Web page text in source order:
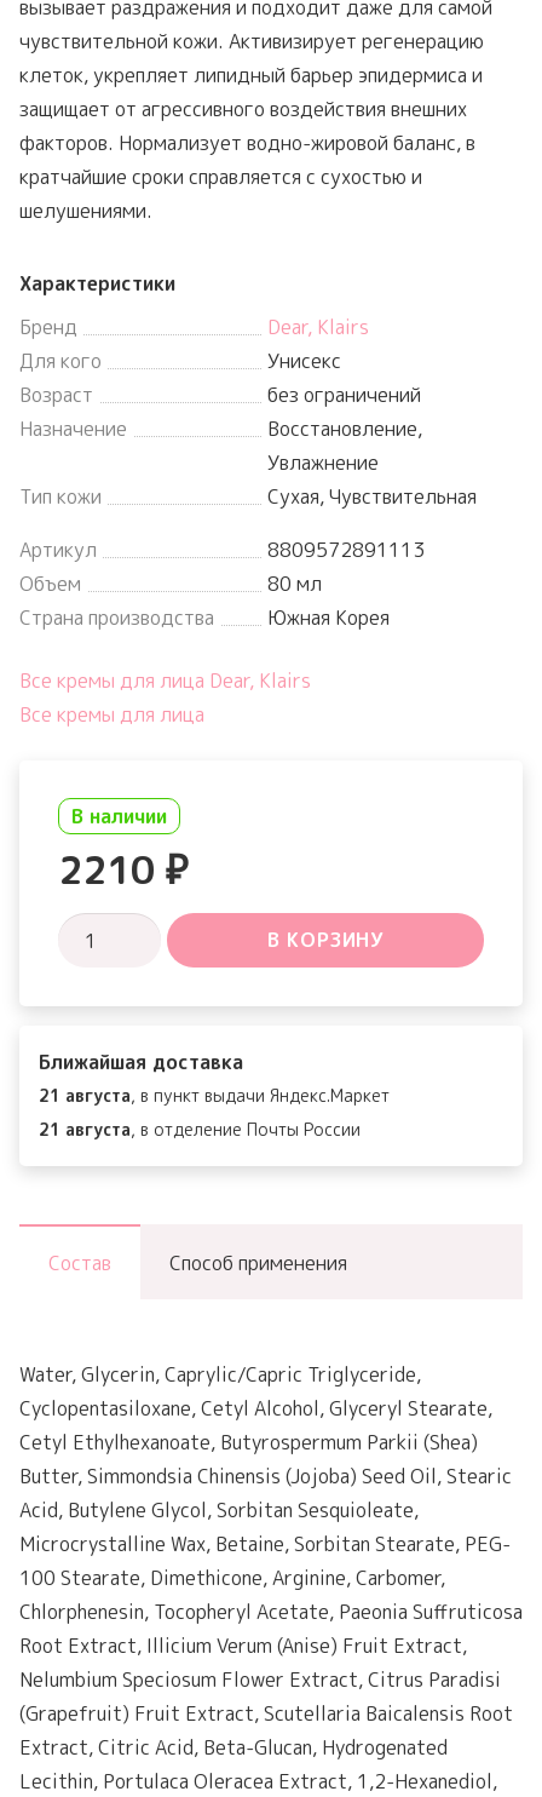
вызывает раздражения и подходит даже для самой
чувствительной кожи. Активизирует регенерацию
клеток, укрепляет липидный барьер эпидермиса и
защищает от агрессивного воздействия внешних
факторов. Нормализует водно-жировой баланс, в
кратчайшие сроки справляется с сухостью и
шелушениями.
Характеристики
Бренд
Dear, Klairs
Для кого
Унисекс
Возраст
без ограничений
Назначение
Восстановление,
Увлажнение
Тип кожи
Сухая, Чувствительная
Артикул
8809572891113
Объем
80 мл
Страна производства
Южная Корея
Все кремы для лица Dear, Klairs
Все кремы для лица
В наличии
2210 ₽
Количество
Soothing
Cream
В КОРЗИНУ
Ближайшая доставка
21 августа, в пункт выдачи Яндекс.Маркет
21 августа, в отделение Почты России
Состав Способ применения
Water, Glycerin, Caprylic/Capric Triglyceride,
Cyclopentasiloxane, Cetyl Alcohol, Glyceryl Stearate,
Cetyl Ethylhexanoate, Butyrospermum Parkii (Shea)
Butter, Simmondsia Chinensis (Jojoba) Seed Oil, Stearic
Acid, Butylene Glycol, Sorbitan Sesquioleate,
Microcrystalline Wax, Betaine, Sorbitan Stearate, PEG-
100 Stearate, Dimethicone, Arginine, Carbomer,
Chlorphenesin, Tocopheryl Acetate, Paeonia Suffruticosa
Root Extract, Illicium Verum (Anise) Fruit Extract,
Nelumbium Speciosum Flower Extract, Citrus Paradisi
(Grapefruit) Fruit Extract, Scutellaria Baicalensis Root
Extract, Citric Acid, Beta-Glucan, Hydrogenated
Lecithin, Portulaca Oleracea Extract, 1,2-Hexanediol,